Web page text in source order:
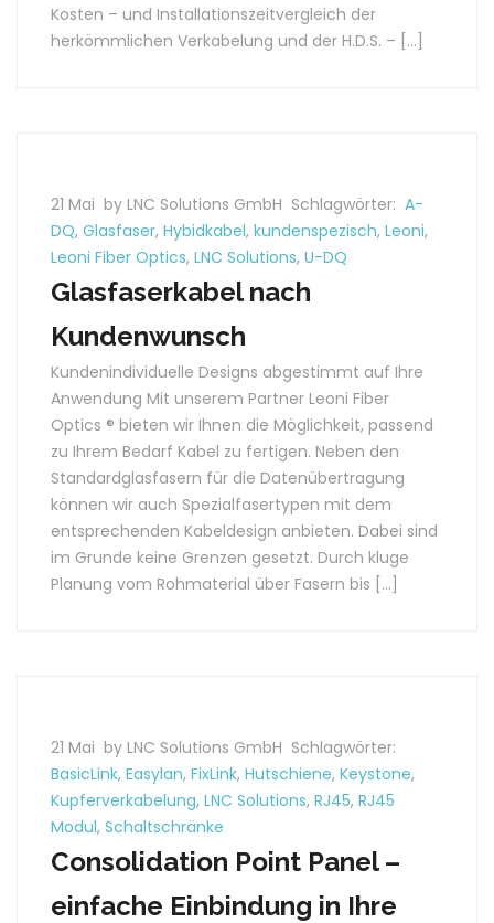
Kosten – und Installationszeitvergleich der
herkömmlichen Verkabelung und der H.D.S. – […]
21 Mai by LNC Solutions GmbH Schlagwörter: A-
DQ, Glasfaser, Hybidkabel, kundenspezisch, Leoni,
Leoni Fiber Optics, LNC Solutions, U-DQ
Glasfaserkabel nach
Kundenwunsch
Kundenindividuelle Designs abgestimmt auf Ihre
Anwendung Mit unserem Partner Leoni Fiber
Optics ® bieten wir Ihnen die Möglichkeit, passend
zu Ihrem Bedarf Kabel zu fertigen. Neben den
Standardglasfasern für die Datenübertragung
können wir auch Spezialfasertypen mit dem
entsprechenden Kabeldesign anbieten. Dabei sind
im Grunde keine Grenzen gesetzt. Durch kluge
Planung vom Rohmaterial über Fasern bis […]
21 Mai by LNC Solutions GmbH Schlagwörter:
BasicLink, Easylan, FixLink, Hutschiene, Keystone,
Kupferverkabelung, LNC Solutions, RJ45, RJ45
Modul, Schaltschränke
Consolidation Point Panel –
einfache Einbindung in Ihre